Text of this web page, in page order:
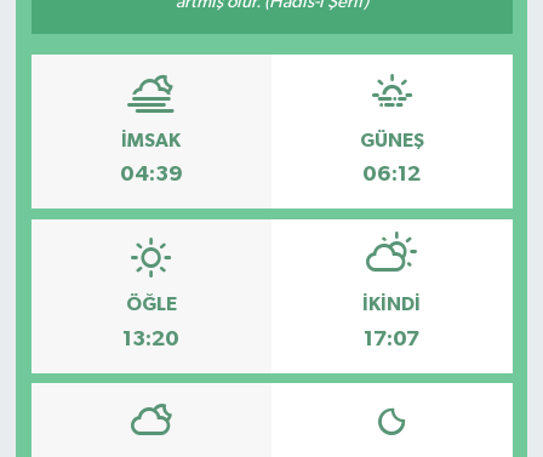
İMSAK
04:39
GÜNEŞ
06:12
ÖĞLE
13:20
İKINDI
17:07
ŞİRKET PANO